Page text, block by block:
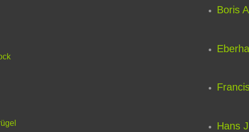
Boris
Hans